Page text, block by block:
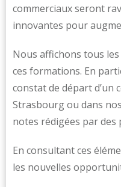
commerciaux seront
innovantes pour
Nous affichons tous
ces formations. En
constat de départ d’un
Strasbourg ou dans
notes rédigées par des
En consultant ces
les nouvelles